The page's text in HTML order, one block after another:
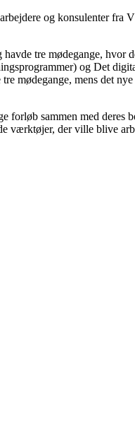
og konsulenter
havde tre mødegange,
og Det
mødegange, mens det
forløb sammen med
værktøjer, der ville blive